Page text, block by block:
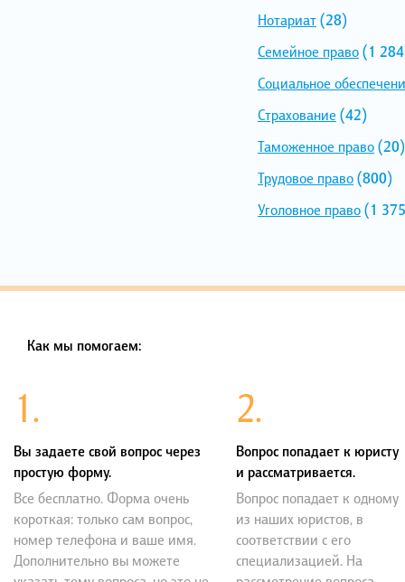
Нотариат(28)
Семейное право(1
Социальное
Страхование (42)
Таможенное право(20)
Трудовое право(800)
Уголовное право(1
Как мы помогаем:
1.
Вы задаете свой вопрос через
простую форму.
Все бесплатно. Форма очень
короткая: только сам вопрос,
номер телефона и ваше имя.
Дополнительно вы можете
2.
Вопрос попадает к юристу
и рассматривается.
Вопрос попадает к одному
из наших юристов, в
соответствии с его
специализацией. На